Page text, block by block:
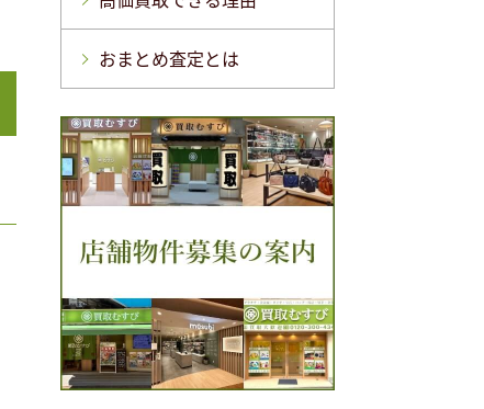
おまとめ査定とは